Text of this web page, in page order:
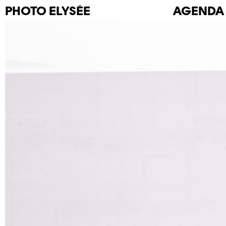
PHOTO ELYSÉE AGENDA